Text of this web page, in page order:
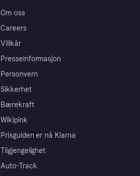
Om oss
Careers
Villkår
Presseinformasjon
Personvern
Sikkerhet
Bærekraft
Wikipink
Prisguiden er nå Klarna
Tilgjengelighet
Auto-Track